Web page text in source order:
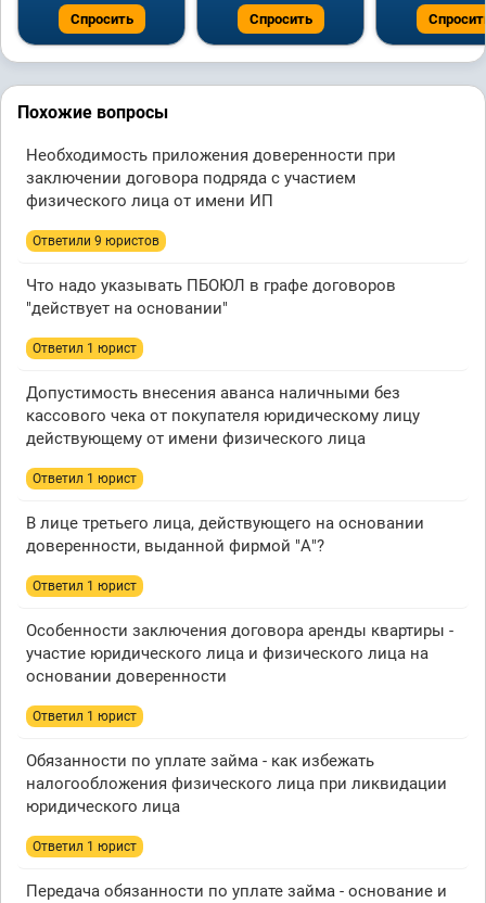
Спросить Спросить
Похожие вопросы
Необходимость приложения доверенности при
заключении договора подряда с участием
физического лица от имени ИП
Ответили 9 юристов
Что надо указывать ПБОЮЛ в графе договоров
"действует на основании"
Ответил 1 юрист
Допустимость внесения аванса наличными без
кассового чека от покупателя юридическому лицу
действующему от имени физического лица
Ответил 1 юрист
В лице третьего лица, действующего на основании
доверенности, выданной фирмой "А"?
Ответил 1 юрист
Особенности заключения договора аренды квартиры -
участие юридического лица и физического лица на
основании доверенности
Ответил 1 юрист
Обязанности по уплате займа - как избежать
налогообложения физического лица при ликвидации
юридического лица
Ответил 1 юрист
Передача обязанности по уплате займа - основание и